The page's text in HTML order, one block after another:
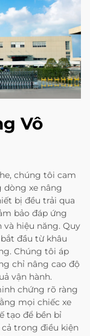
Vô
chúng tôi cam
xe nâng
bị đều trải qua
bảo đáp ứng
và hiệu năng. Quy
đầu từ khâu
Chúng tôi áp
chỉ nâng cao độ
vận hành.
chứng rõ ràng
mọi chiếc xe
tạo để bền bỉ
trong điều kiện